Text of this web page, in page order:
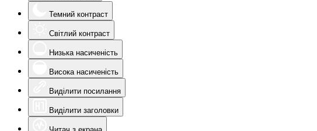
Темний контраст
Світлий контраст
Низька насиченість
Висока насиченість
Виділити посилання
Виділити заголовки